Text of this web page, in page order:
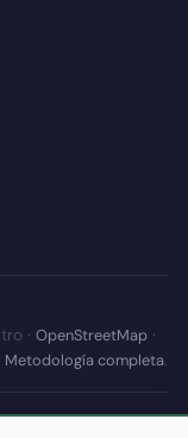
· OpenStreetMap·
Metodología completa.
España con datos